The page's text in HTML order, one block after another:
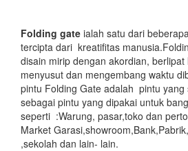
Folding gate ialah satu dari
tercipta dari kreatifitas
disain mirip dengan akordian,
menyusut dan mengembang waktu
pintu Folding Gate adalah pintu yang
sebagai pintu yang dipakai untuk
seperti :Warung, pasar,toko dan
Market
,sekolah dan lain- lain.